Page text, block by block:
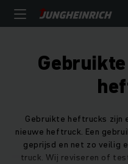
Gebruikte heftrucks zijn
nieuwe heftruck. Een
geprijsd en net zo veilig
truck. Wij reviseren of